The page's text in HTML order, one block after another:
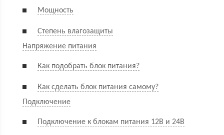
Мощность
Степень влагозащиты
Напряжение питания
Как подобрать блок питания?
Как сделать блок питания самому?
Подключение
Подключение к блокам питания 12В и 24В